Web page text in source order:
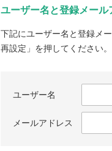
ユーザー名と登録メー
下記にユーザー名と登録メ
再設定」を押してください。
ユーザー名
メールアドレス